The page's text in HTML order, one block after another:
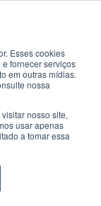
Esses cookies
fornecer serviços
em outras mídias.
nossa
nosso site,
usar apenas
a tomar essa